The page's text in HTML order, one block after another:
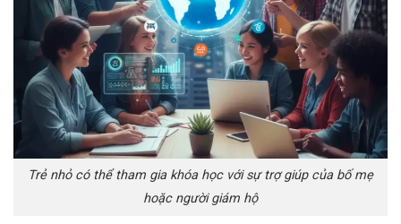
Trẻ nhỏ có thể tham gia khóa học với sự trợ giúp của bố mẹ
hoặc người giám hộ